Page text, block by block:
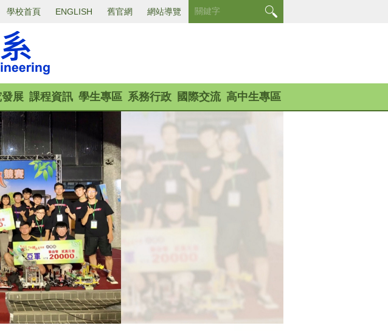
學校首頁 ENGLISH 舊官網 網站導覽
展 課程資訊 學生專區 系務行政 國際交流 高中生專區